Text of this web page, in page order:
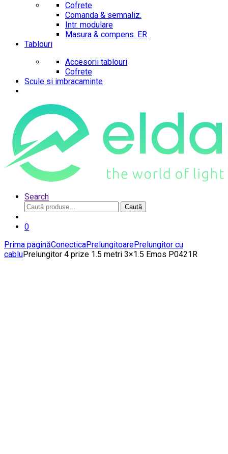
Cofrete
Comanda & semnaliz.
Intr. modulare
Masura & compens. ER
Tablouri
Accesorii tablouri
Cofrete
Scule si imbracaminte
Search
Caută
după:
Caută
0
Prima paginăConecticaPrelungitoarePrelungitor cu
cabluPrelungitor 4 prize 1.5 metri 3×1.5 Emos P0421R